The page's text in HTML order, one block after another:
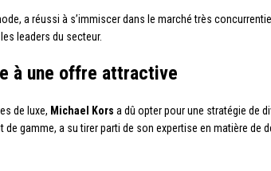
a réussi à s’immiscer dans le marché très
leaders du secteur.
à une offre attractive
de luxe, Michael Kors a dû opter pour une stratégie de
gamme, a su tirer parti de son expertise en matière de